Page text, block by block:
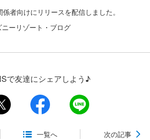
者向けにリリースを配信しました。
ニーリゾート・ブログ
で友達にシェアしよう♪
一覧へ 次の記事